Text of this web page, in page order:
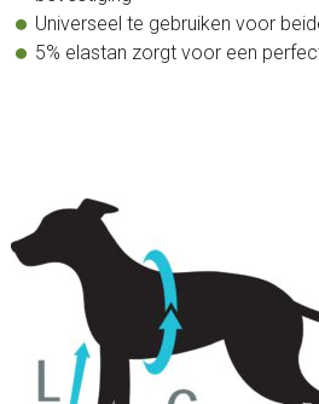
Universeel te gebruiken voor
5% elastan zorgt voor een